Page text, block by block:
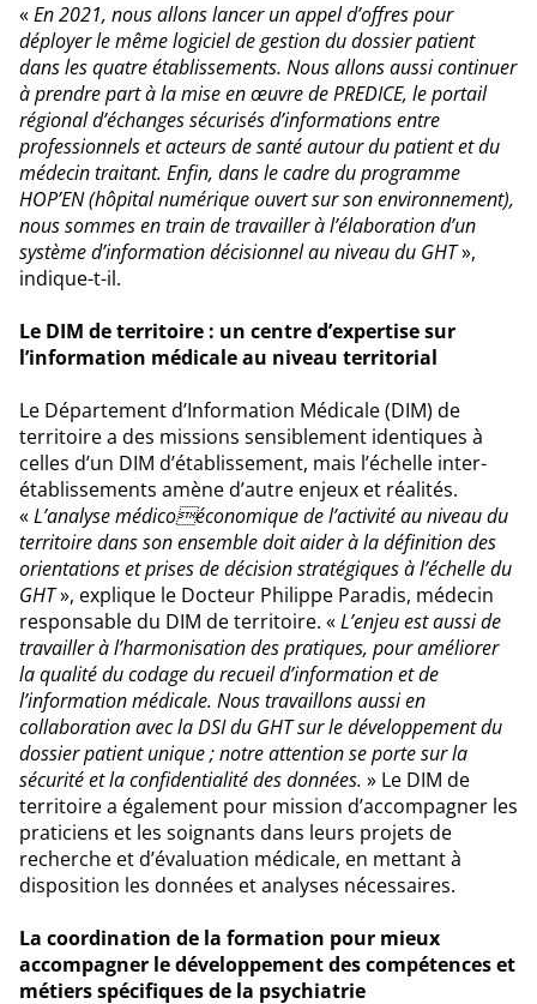
«En 2021, nous allons lancer un appel d’offres pour
déployer le même logiciel de gestion du dossier patient
dans les quatre établissements. Nous allons aussi continuer
à prendre part à la mise en œuvre de PREDICE, le portail
régional d’échanges sécurisés d’informations entre
professionnels et acteurs de santé autour du patient et du
médecin traitant. Enfin, dans le cadre du programme
HOP’EN (hôpital numérique ouvert sur son environnement),
nous sommes en train de travailler à l’élaboration d’un
système d’information décisionnel au niveau du GHT»,
indique-t-il.
Le DIM de territoire : un centre d’expertise sur
l’information médicale au niveau territorial
Le Département d’Information Médicale (DIM) de
territoire a des missions sensiblement identiques à
celles d’un DIM d’établissement, mais l’échelle inter-
établissements amène d’autre enjeux et réalités.
«L’analyse médicoéconomique de l’activité au niveau du
territoire dans son ensemble doit aider à la définition des
orientations et prises de décision stratégiques à l’échelle du
GHT», explique le Docteur Philippe Paradis, médecin
responsable du DIM de territoire. «L’enjeu est aussi de
travailler à l’harmonisation des pratiques, pour améliorer
la qualité du codage du recueil d’information et de
l’information médicale. Nous travaillons aussi en
collaboration avec la DSI du GHT sur le développement du
dossier patient unique ; notre attention se porte sur la
sécurité et la confidentialité des données. » Le DIM de
territoire a également pour mission d’accompagner les
praticiens et les soignants dans leurs projets de
recherche et d’évaluation médicale, en mettant à
disposition les données et analyses nécessaires.
La coordination de la formation pour mieux
accompagner le développement des compétences et
métiers spécifiques de la psychiatrie